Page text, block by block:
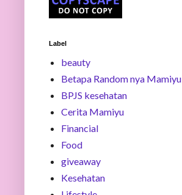
Label
beauty
Betapa Random nya Mamiyu
BPJS kesehatan
Cerita Mamiyu
Financial
Food
giveaway
Kesehatan